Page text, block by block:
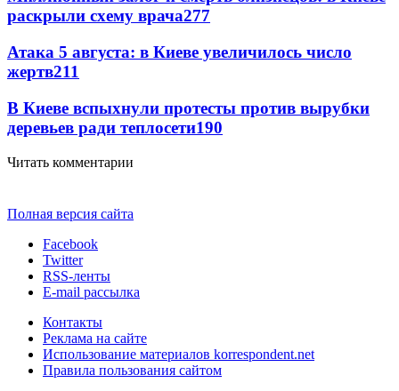
раскрыли схему врача277
Атака 5 августа: в Киеве увеличилось число
жертв211
В Киеве вспыхнули протесты против вырубки
деревьев ради теплосети190
Читать комментарии
Полная версия сайта
Facebook
Twitter
RSS-ленты
E-mail рассылка
Контакты
Реклама на сайте
Использование материалов korrespondent.net
Правила пользования сайтом